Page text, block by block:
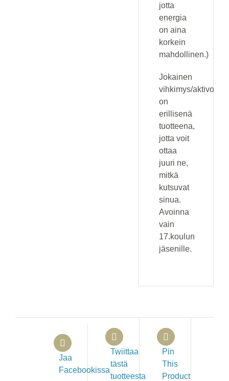
jotta
energia
on aina
korkein
mahdollinen.)
Jokainen
vihkimys/aktivointi
on
erillisenä
tuotteena,
jotta voit
ottaa
juuri ne,
mitkä
kutsuvat
sinua.
Avoinna
vain
17.koulun
jäsenille.
Jaa
Facebookissa
Twiittaa
tästä
tuotteesta
Pin
This
Product